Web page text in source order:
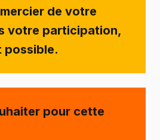
de votre
votre participation,
possible.
pour cette